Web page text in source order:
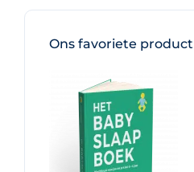
Ons favoriete product